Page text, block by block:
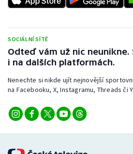
SOCIÁLNÍ SÍTĚ
Odteď vám už nic neunikne.
i na dalších platformách.
Nenechte si nikde ujít nejnovější
na Facebooku, X, Instagramu, Threads či